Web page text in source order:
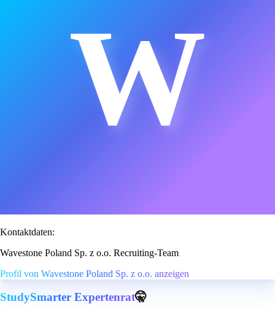
W
Kontaktdaten:
Wavestone Poland Sp. z o.o. Recruiting-Team
Profil von Wavestone Poland Sp. z o.o. anzeigen
StudySmarter Expertenrat🤫